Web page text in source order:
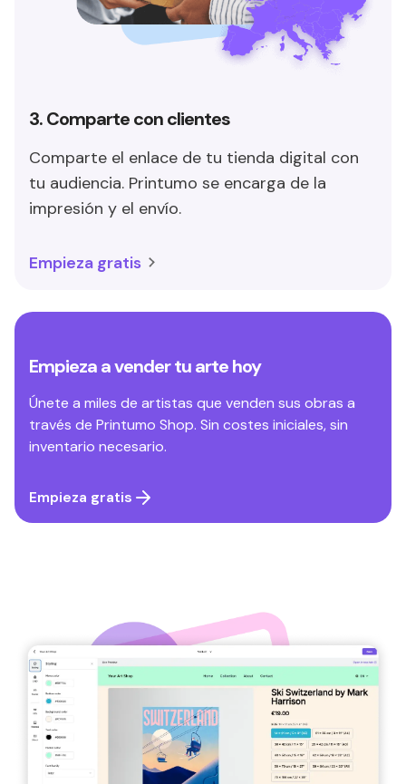
3. Comparte con clientes
Comparte el enlace de tu tienda digital con
tu audiencia. Printumo se encarga de la
impresión y el envío.
Empieza gratis
Empieza a vender tu arte hoy
Únete a miles de artistas que venden sus obras a
través de Printumo Shop. Sin costes iniciales, sin
inventario necesario.
Empieza gratis